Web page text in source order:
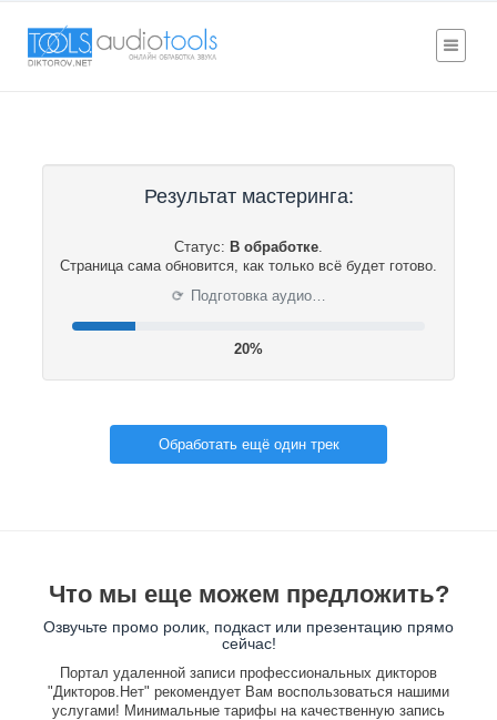
Результат мастеринга:
Статус: В обработке.
Страница сама обновится, как только всё будет готово.
⟳ Подготовка аудио…
20%
Обработать ещё один трек
Что мы еще можем предложить?
Озвучьте промо ролик, подкаст или презентацию прямо
сейчас!
Портал удаленной записи профессиональных дикторов
"Дикторов.Нет" рекомендует Вам воспользоваться нашими
услугами! Минимальные тарифы на качественную запись